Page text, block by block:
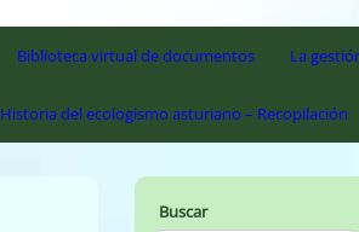
Biblioteca virtual de documentos La
Historia del ecologismo asturiano – Recopilación
Buscar